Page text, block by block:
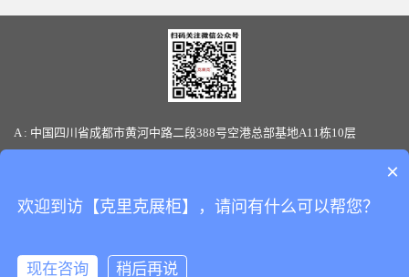
A : 中国四川省成都市黄河中路二段388号空港总部基地A11栋10层
Copyright © 版权所有：四川克里克展览展示有限公司All Rights
备案号：蜀ICP备17043519号-1
×
欢迎到访【克里克展柜】，请问有什么可以帮您？
现在咨询 稍后再说